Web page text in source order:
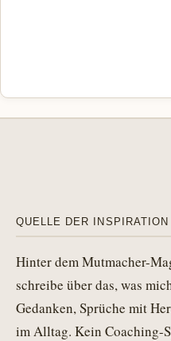
QUELLE DER INSPIRATION
Hinter dem Mutmacher-
schreibe über das, was
Gedanken, Sprüche mit
im Alltag. Kein Coaching-